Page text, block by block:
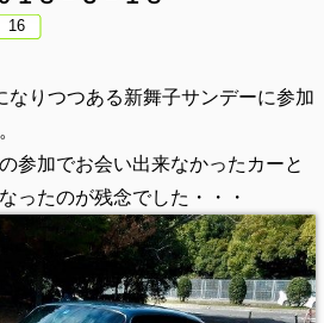
16
なりつつある新舞子サンデーに参加
参加でお会い出来なかったカーと
ったのが残念でした・・・